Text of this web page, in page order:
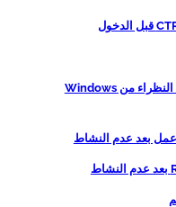
GPO - حماية مستندة إلى مجموعة النظراء من Windows